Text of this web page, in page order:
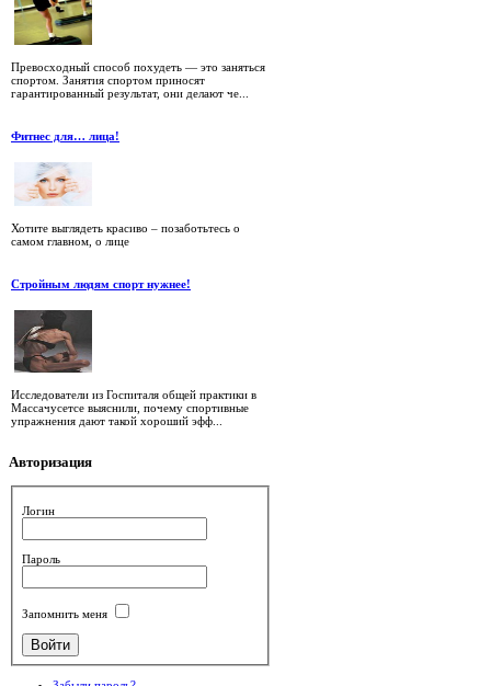
Превосходный способ похудеть — это заняться
спортом. Занятия спортом приносят
гарантированный результат, они делают че...
Фитнес для… лица!
Хотите выглядеть красиво – позаботьтесь о
самом главном, о лице
Стройным людям спорт нужнее!
Исследователи из Госпиталя общей практики в
Массачусетсе выяснили, почему спортивные
упражнения дают такой хороший эфф...
Авторизация
Логин
Пароль
Запомнить меня